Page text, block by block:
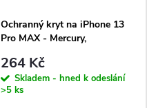
Ochranný kryt na iPhone 13
Pro MAX - Mercury,
264 Kč
Skladem - hned k odeslání
>5 ks